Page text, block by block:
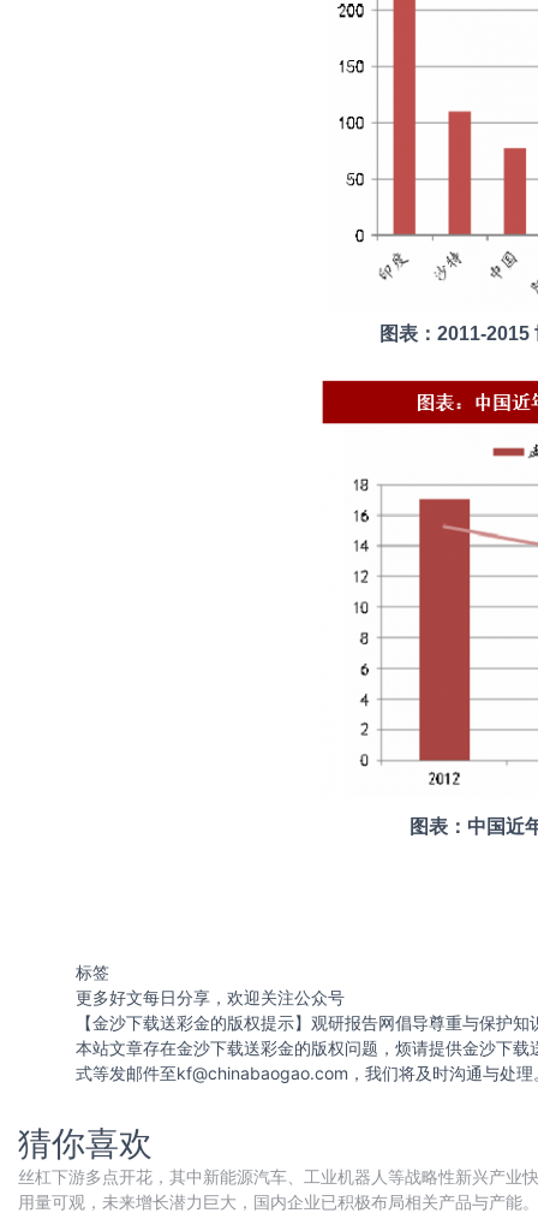
图表：2011-2015
图表：中国近
标签
更多好文每日分享，欢迎关注公众号
【金沙下载送彩金的版权提示】观研报告网倡导尊重与保护
本站文章存在金沙下载送彩金的版权问题，烦请提供金沙下
式等发邮件至kf@chinabaogao.com ，我们将及时沟通与处理
猜你喜欢
丝杠下游多点开花，其中新能源汽车、工业机器人等战略性新兴产
用量可观，未来增长潜力巨大，国内企业已积极布局相关产品与产